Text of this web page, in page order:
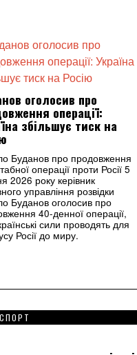
оголосив про
операції:
збільшує тиск на
Буданов про продовження
операції проти Росії 5
2026 року керівник
управління розвідки
Буданов оголосив про
40‑денної операції,
сили проводять для
Росії до миру.
СПОРТ